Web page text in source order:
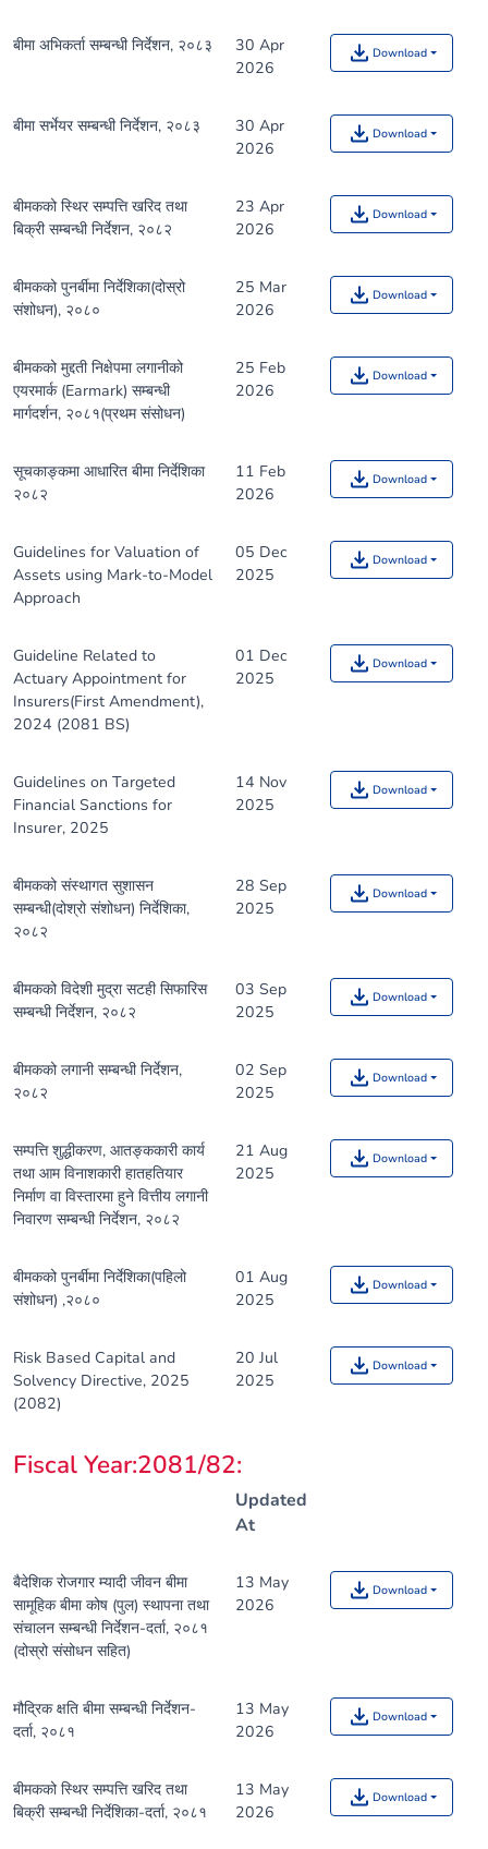
बीमा अभिकर्ता सम्बन्धी निर्देशन, २०८३
30 Apr
2026
Download
बीमा सर्भेयर सम्बन्धी निर्देशन, २०८३
30 Apr
2026
Download
बीमकको स्थिर सम्पत्ति खरिद तथा
बिक्री सम्बन्धी निर्देशन, २०८२
23 Apr
2026
Download
बीमकको पुनर्बीमा निर्देशिका(दोस्रो
संशोधन), २०८०
25 Mar
2026
Download
बीमकको मुद्दती निक्षेपमा लगानीको
एयरमार्क (Earmark) सम्बन्धी
मार्गदर्शन, २०८१(प्रथम संसोधन)
25 Feb
2026
Download
सूचकाङ्कमा आधारित बीमा निर्देशिका
२०८२
11 Feb
2026
Download
Guidelines for Valuation of
Assets using Mark-to-Model
Approach
05 Dec
2025
Download
Guideline Related to
Actuary Appointment for
Insurers(First Amendment),
2024 (2081 BS)
01 Dec
2025
Download
Guidelines on Targeted
Financial Sanctions for
Insurer, 2025
14 Nov
2025
Download
बीमकको संस्थागत सुशासन
सम्बन्धी(दोश्रो संशोधन) निर्देशिका,
२०८२
28 Sep
2025
Download
बीमकको विदेशी मुद्रा सटही सिफारिस
सम्बन्धी निर्देशन, २०८२
03 Sep
2025
Download
बीमकको लगानी सम्बन्धी निर्देशन,
२०८२
02 Sep
2025
Download
सम्पत्ति शुद्धीकरण, आतङ्ककारी कार्य
तथा आम विनाशकारी हातहतियार
निर्माण वा विस्तारमा हुने वित्तीय लगानी
निवारण सम्बन्धी निर्देशन, २०८२
21 Aug
2025
Download
बीमकको पुनर्बीमा निर्देशिका(पहिलो
संशोधन) ,२०८०
01 Aug
2025
Download
Risk Based Capital and
Solvency Directive, 2025
(2082)
20 Jul
2025
Download
Fiscal Year:2081/82:
Updated
At
बैदेशिक रोजगार म्यादी जीवन बीमा
सामूहिक बीमा कोष (पुल) स्थापना तथा
संचालन सम्बन्धी निर्देशन-दर्ता, २०८१
(दोस्रो संसोधन सहित)
13 May
2026
Download
मौद्रिक क्षति बीमा सम्बन्धी निर्देशन-
दर्ता, २०८१
13 May
2026
Download
बीमकको स्थिर सम्पत्ति खरिद तथा
बिक्री सम्बन्धी निर्देशिका-दर्ता, २०८१
13 May
2026
Download